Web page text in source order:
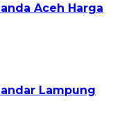
Aceh Harga
Lampung